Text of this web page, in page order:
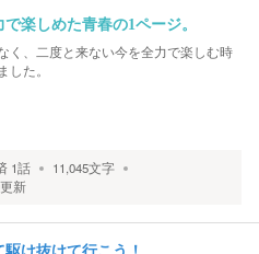
楽しめた青春の1ページ。
く、二度と来ない今を全力で楽しむ時
た。
1話 11,045文字
更新